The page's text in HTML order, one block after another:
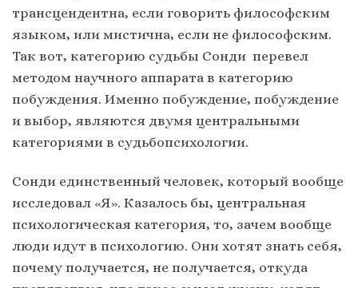
трансцендентна, если говорить философским
языком, или мистична, если не философским.
Так вот, категорию судьбы Сонди перевел
методом научного аппарата в категорию
побуждения. Именно побуждение, побуждение
и выбор, являются двумя центральными
категориями в судьбопсихологии.
Сонди единственный человек, который вообще
исследовал «Я». Казалось бы, центральная
психологическая категория, то, зачем вообще
люди идут в психологию. Они хотят знать себя,
почему получается, не получается, откуда